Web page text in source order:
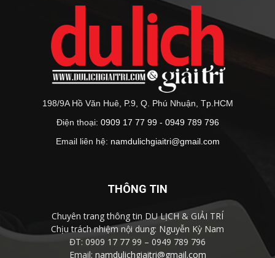
198/9A Hồ Văn Huê, P.9, Q. Phú Nhuận, Tp.HCM
Điện thoại: 0909 17 77 99 - 0949 789 796
Email liên hệ: namdulichgiaitri@gmail.com
THÔNG TIN
Chuyên trang thông tin DU LỊCH & GIẢI TRÍ
Chịu trách nhiệm nội dung: Nguyễn Kỳ Nam
ĐT: 0909 17 77 99 – 0949 789 796
Email: namdulichgiaitri@gmail.com